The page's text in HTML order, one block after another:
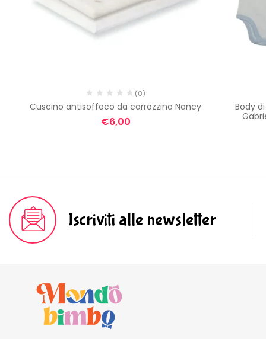
(0)
Cuscino antisoffoco da carrozzino Nancy
€6,00
Body
Iscriviti alle newsletter